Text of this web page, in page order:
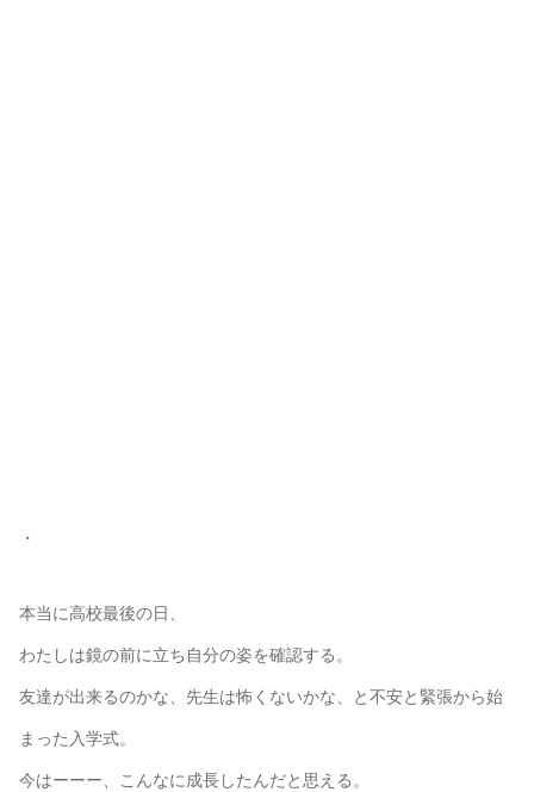
・
本当に高校最後の日、
わたしは鏡の前に立ち自分の姿を確認する。
友達が出来るのかな、先生は怖くないかな、と不安と緊張から始
まった入学式。
今はーーー、こんなに成長したんだと思える。